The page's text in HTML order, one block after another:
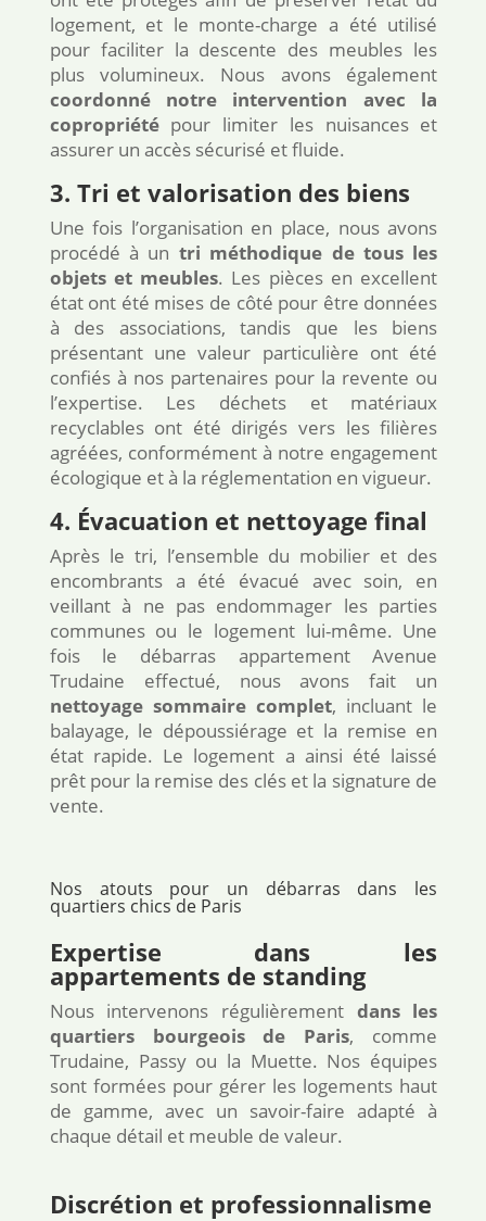
logement, et le monte-charge a été utilisé
pour faciliter la descente des meubles les
plus volumineux. Nous avons également
coordonné notre intervention avec la
copropriétépour limiter les nuisances et
assurer un accès sécurisé et fluide.
3. Tri et valorisation des biens
Une fois l’organisation en place, nous avons
procédé à un tri méthodique de tous les
objets et meubles. Les pièces en excellent
état ont été mises de côté pour être données
à des associations, tandis que les biens
présentant une valeur particulière ont été
confiés à nos partenaires pour la revente ou
l’expertise. Les déchets et matériaux
recyclables ont été dirigés vers les filières
agréées, conformément à notre engagement
écologique et à la réglementation en vigueur.
4. Évacuation et nettoyage final
Après le tri, l’ensemble du mobilier et des
encombrants a été évacué avec soin, en
veillant à ne pas endommager les parties
communes ou le logement lui-même. Une
fois le débarras appartement Avenue
Trudaine effectué, nous avons fait un
nettoyage sommaire complet, incluant le
balayage, le dépoussiérage et la remise en
état rapide. Le logement a ainsi été laissé
prêt pour la remise des clés et la signature de
vente.
Nos atouts pour un débarras dans les
quartiers chics de Paris
Expertise dans les
appartements de standing
Nous intervenons régulièrement dans les
quartiers bourgeois de Paris, comme
Trudaine, Passy ou la Muette. Nos équipes
sont formées pour gérer les logements haut
de gamme, avec un savoir-faire adapté à
chaque détail et meuble de valeur.
Discrétion et professionnalisme